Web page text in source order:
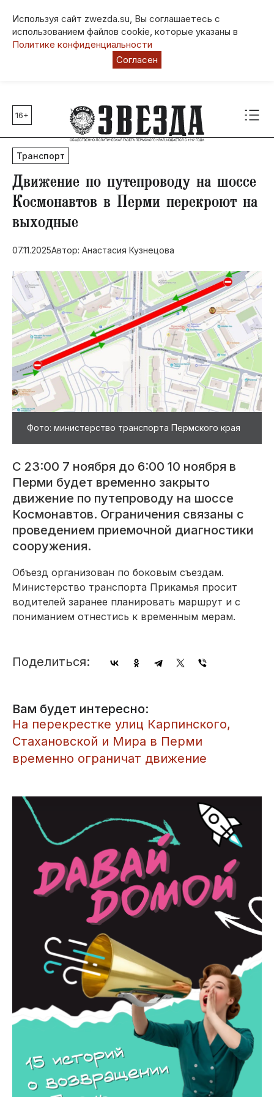
Используя сайт zwezda.su, Вы соглашаетесь с
использованием файлов cookie, которые указаны в
Политике конфиденциальности
Согласен
Главные темы
80 лет Победы
Молодежная столица РФ
СВО
Выборы в Пермском крае
Инфраструктура
Благоустройство
16+
Транспорт
​Движение по путепроводу на шоссе
Космонавтов в Перми перекроют на
выходные
07.11.2025Автор: Анастасия Кузнецова
Фото: министерство транспорта Пермского края
С 23:00 7 ноября до 6:00 10 ноября в
Перми будет временно закрыто
движение по путепроводу на шоссе
Космонавтов. Ограничения связаны с
проведением приемочной диагностики
сооружения.
Объезд организован по боковым съездам.
Министерство транспорта Прикамья просит
водителей заранее планировать маршрут и с
пониманием отнестись к временным мерам.
Поделиться:
Вам будет интересно:
​На перекрестке улиц Карпинского,
Стахановской и Мира в Перми
временно ограничат движение